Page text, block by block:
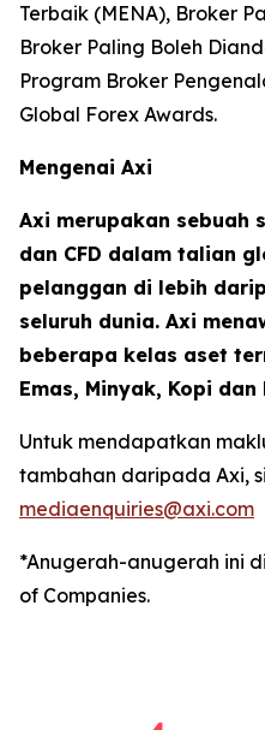
Terbaik (MENA), Broker
Broker Paling Boleh
Program Broker
Global Forex Awards.
Mengenai Axi
Axi merupakan sebuah
dan CFD dalam talian
pelanggan di lebih
seluruh dunia. Axi
beberapa kelas aset
Emas, Minyak, Kopi
Untuk mendapatkan
tambahan daripada Axi,
mediaenquiries@axi.com
*Anugerah-anugerah ini
of Companies.